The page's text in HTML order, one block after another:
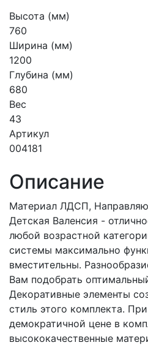
Высота (мм)
760
Ширина (мм)
1200
Глубина (мм)
680
Вес
43
Артикул
004181
Описание
Материал ЛДСП,
Детская Валенсия -
любой возрастной
системы максимально
вместительны.
Вам подобрать
Декоративные элементы
стиль этого комплекта.
демократичной цене в
высококачественные